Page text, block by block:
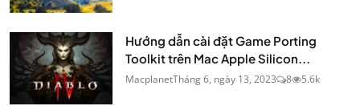
Hướng dẫn cài đặt Game Porting
Toolkit trên Mac Apple Silicon...
MacplanetTháng 6, ngày 13, 2023 8 5.6k